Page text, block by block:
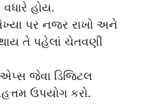
વધારે હોય.
પર નજર રાખો અને
થાય તે પહેલાં ચેતવણી
જેવા ડિજિટલ
ઉપયોગ કરો.